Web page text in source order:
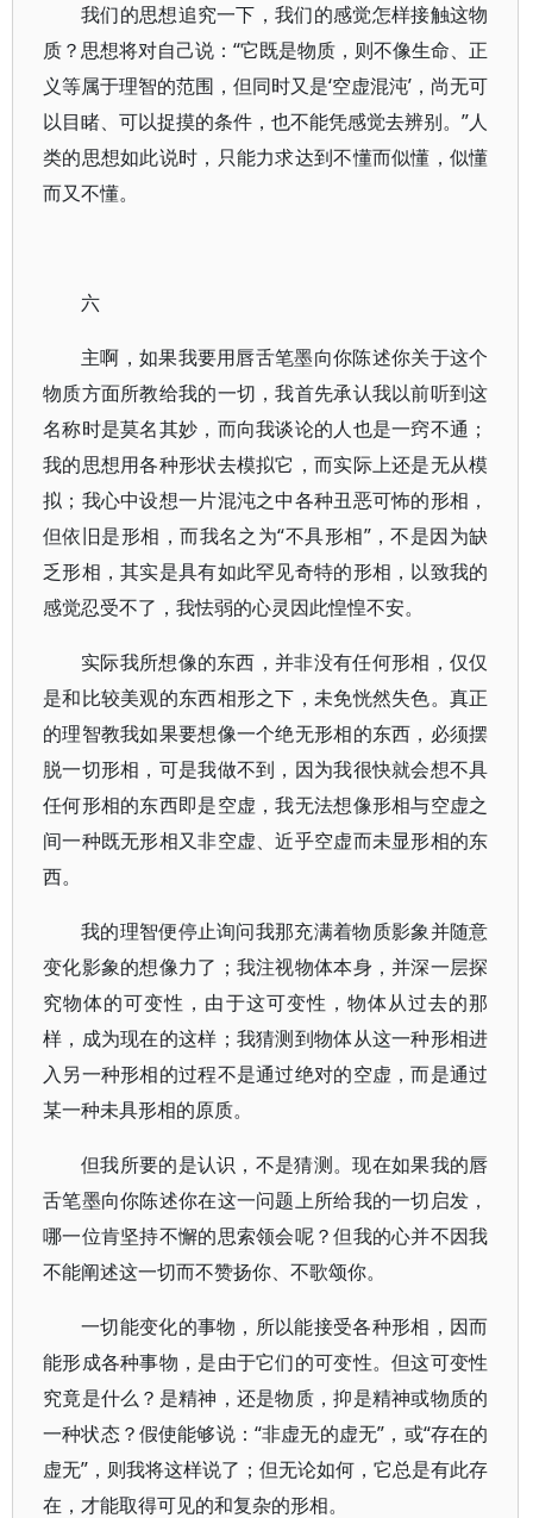
我们的思想追究一下，我们的感觉怎样接触这物
质？思想将对自己说：“它既是物质，则不像生命、正
义等属于理智的范围，但同时又是‘空虚混沌’，尚无可
以目睹、可以捉摸的条件，也不能凭感觉去辨别。”人
类的思想如此说时，只能力求达到不懂而似懂，似懂
而又不懂。
六
主啊，如果我要用唇舌笔墨向你陈述你关于这个
物质方面所教给我的一切，我首先承认我以前听到这
名称时是莫名其妙，而向我谈论的人也是一窍不通；
我的思想用各种形状去模拟它，而实际上还是无从模
拟；我心中设想一片混沌之中各种丑恶可怖的形相，
但依旧是形相，而我名之为“不具形相”，不是因为缺
乏形相，其实是具有如此罕见奇特的形相，以致我的
感觉忍受不了，我怯弱的心灵因此惶惶不安。
实际我所想像的东西，并非没有任何形相，仅仅
是和比较美观的东西相形之下，未免恍然失色。真正
的理智教我如果要想像一个绝无形相的东西，必须摆
脱一切形相，可是我做不到，因为我很快就会想不具
任何形相的东西即是空虚，我无法想像形相与空虚之
间一种既无形相又非空虚、近乎空虚而未显形相的东
西。
我的理智便停止询问我那充满着物质影象并随意
变化影象的想像力了；我注视物体本身，并深一层探
究物体的可变性，由于这可变性，物体从过去的那
样，成为现在的这样；我猜测到物体从这一种形相进
入另一种形相的过程不是通过绝对的空虚，而是通过
某一种未具形相的原质。
但我所要的是认识，不是猜测。现在如果我的唇
舌笔墨向你陈述你在这一问题上所给我的一切启发，
哪一位肯坚持不懈的思索领会呢？但我的心并不因我
不能阐述这一切而不赞扬你、不歌颂你。
一切能变化的事物，所以能接受各种形相，因而
能形成各种事物，是由于它们的可变性。但这可变性
究竟是什么？是精神，还是物质，抑是精神或物质的
一种状态？假使能够说：“非虚无的虚无”，或“存在的
虚无”，则我将这样说了；但无论如何，它总是有此存
在，才能取得可见的和复杂的形相。